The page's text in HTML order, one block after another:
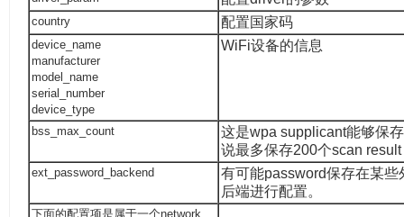
country 配置国家码
device_name
manufacturer
model_name
serial_number
device_type
WiFi设备的信息
bss_max_count
这是wpa supplicant能够保
说最多保存200个scan
ext_password_backend
有可能password保存在某
后端进行配置。
下面的配置项是属于一个network